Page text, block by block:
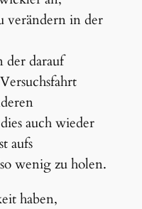
verändern in der
der darauf
auch wieder
aufs
wenig zu holen.
haben,